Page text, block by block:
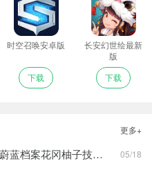
时空召唤安卓版
下载
长安幻世绘最新
版
下载
更多+
蔚蓝档案花冈柚子技能是什么 蔚蓝档案花冈柚子技能介绍 05/18